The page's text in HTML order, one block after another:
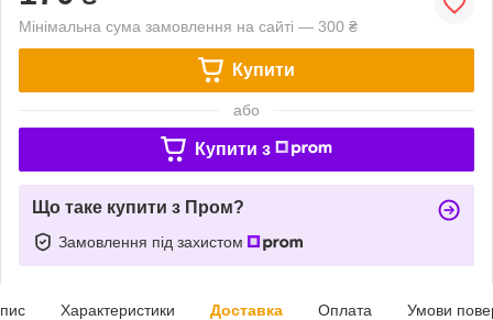
Мінімальна сума замовлення на сайті — 300 ₴
Купити
або
Купити з
Що таке купити з Пром?
Замовлення під захистом
Характеристики Доставка Оплата Умови